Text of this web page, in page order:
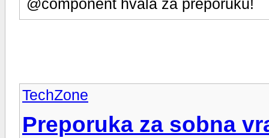
@component hvala za preporuku!
TechZone
Preporuka za sobna